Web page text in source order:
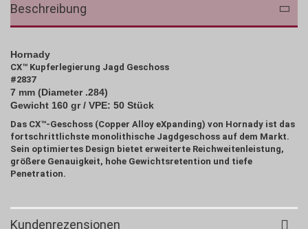
Beschreibung
Hornady
CX™ Kupferlegierung Jagd Geschoss
#2837
7 mm (Diameter .284)
Gewicht 160 gr / VPE: 50 Stück
Das CX™-Geschoss (Copper Alloy eXpanding) von Hornady ist das
fortschrittlichste monolithische Jagdgeschoss auf dem Markt.
Sein optimiertes Design bietet erweiterte Reichweitenleistung,
größere Genauigkeit, hohe Gewichtsretention und tiefe
Penetration.
Kundenrezensionen